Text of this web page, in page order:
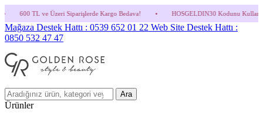
Siparişlerde Kargo Bedava! • HOSGELDIN30 Kodunu Kullanmayı Unutma!
Mağaza Destek Hattı : 0539 652 01 22 Web Site Destek Hattı :
0850 532 47 47
Ara
Ürünler